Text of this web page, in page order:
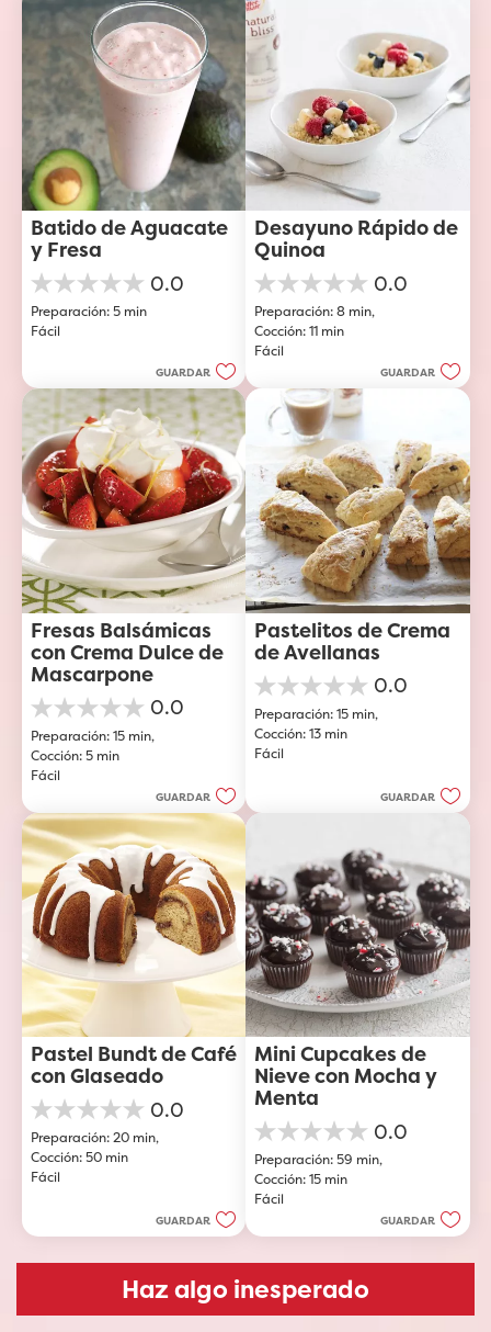
Batido de Aguacate
y Fresa
0.0
0.0
de
5
Preparación: 5 min
Fácil
GUARDAR
Desayuno Rápido de
Quinoa
0.0
0.0
de
5
estrellas.
Preparación: 8 min,
Cocción: 11 min
Fácil
GUARDAR
Fresas Balsámicas
con Crema Dulce de
Mascarpone
0.0
0.0
de
5
estrellas.
Preparación: 15 min,
Cocción: 5 min
Fácil
GUARDAR
Pastelitos de Crema
de Avellanas
0.0
0.0
de
5
estrellas.
Preparación: 15 min,
Cocción: 13 min
Fácil
GUARDAR
Pastel Bundt de Café
con Glaseado
0.0
0.0
de
5
estrellas.
Preparación: 20 min,
Cocción: 50 min
Fácil
GUARDAR
Mini Cupcakes de
Nieve con Mocha y
Menta
0.0
0.0
de
5
estrellas.
Preparación: 59 min,
Cocción: 15 min
Fácil
GUARDAR
Haz algo inesperado